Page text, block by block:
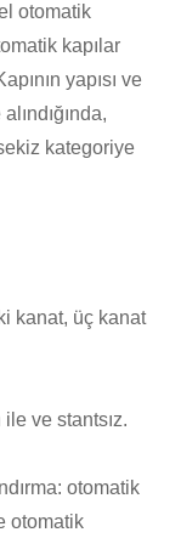
otomatik
kapılar
yapısı ve
kategoriye
kanat, üç kanat
ile ve stantsız.
otomatik
otomatik